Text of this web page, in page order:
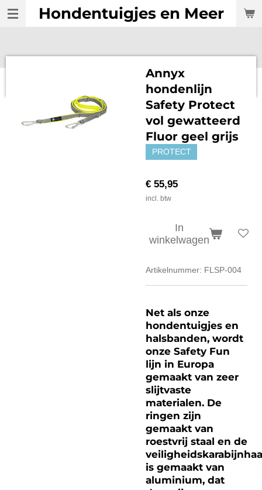
Ga
direct
Hondentuigjes en Meer
Annyx
hondenlijn
Safety Protect
vol gewatteerd
Fluor geel grijs
PROTECT
€ 55,95
incl. btw
In
winkelwagen
Artikelnummer: FLSP-004
Net als onze
hondentuigjes en
halsbanden, wordt
onze Safety Fun
lijn in Europa
gemaakt van zeer
slijtvaste
materialen. De
ringen zijn
gemaakt van
roestvrij staal en de
is gemaakt van
aluminium, dat